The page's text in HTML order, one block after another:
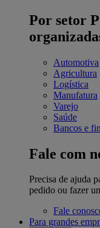
Por setor
Automotiva
Agricultura
Logística
Manufatura
Varejo
Saúde
Bancos e
Fale com
Precisa de ajuda
pedido ou fazer
Fale
Para grandes